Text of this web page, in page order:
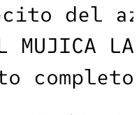
del
MUJICA